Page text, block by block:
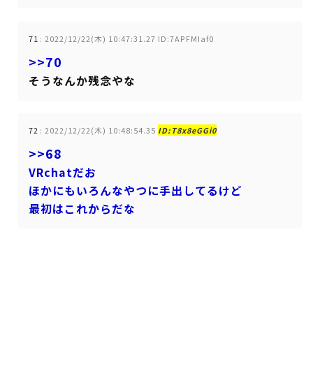
71 : 2022/12/22(木) 10:47:31.27 ID:7APFMIaf0
>>70
そうなんか残念やな
72 : 2022/12/22(木) 10:48:54.35 ID:T8x8eGGi0
>>68
VRchatだお
ほかにもいろんなやつに手出してるけど
最初はこれからだな